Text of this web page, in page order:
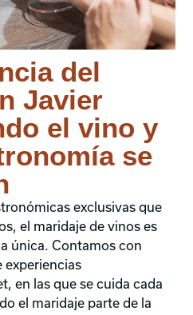
del
Javier
el vino y
se
exclusivas que
el maridaje de vinos es
única. Contamos con
experiencias
en las que se cuida cada
el maridaje parte de la